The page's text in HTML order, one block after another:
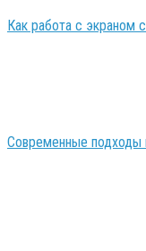
Как работа с экраном
Современные подходы